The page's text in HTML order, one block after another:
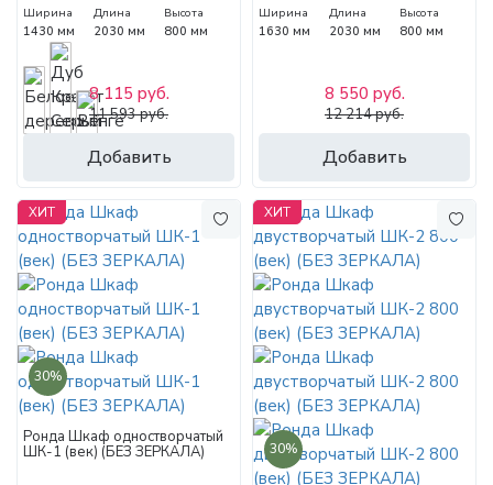
Ширина
1430 мм
Длина
2030 мм
Высота
800 мм
Добавить
8 115 руб.
11 593 руб.
Ширина
1630 мм
Длина
2030 мм
Высота
800 мм
Добавить
8 550 руб.
12 214 руб.
ХИТ
30%
Ронда Шкаф одностворчатый
ШК-1 (век) (БЕЗ ЗЕРКАЛА)
ХИТ
30%